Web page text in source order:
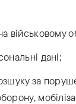
військовому
дані;
за